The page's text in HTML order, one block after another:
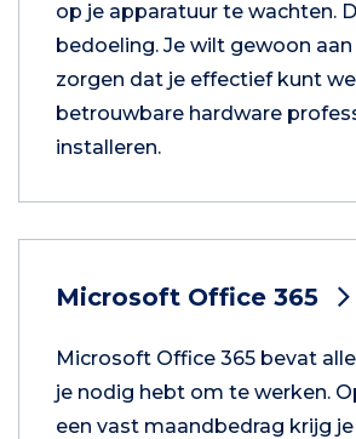
op je apparatuur te wachten.
bedoeling. Je wilt gewoon aan
zorgen dat je effectief kunt
betrouwbare hardware
installeren.
Microsoft Office 365
Microsoft Office 365 bevat
je nodig hebt om te werken.
een vast maandbedrag krijg